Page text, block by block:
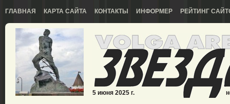
ГЛАВНАЯ КАРТА САЙТА КОНТАКТЫ ИНФОРМЕР РЕЙТИНГ
5 июня 2025 г.